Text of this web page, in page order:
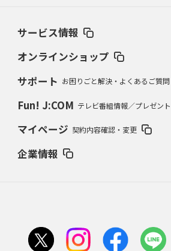
サービス情報
オンラインショップ
サポート お困りごと解決・よくあるご質問
Fun! J:COM テレビ番組情報／プレゼン
マイページ 契約内容確認・変更
企業情報